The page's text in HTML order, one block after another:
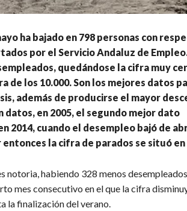
ha bajado en 798 personas con
por el Servicio Andaluz de
quedándose la cifra muy
de los 10.000. Son los mejores datos
además de producirse el mayor
datos, en 2005, el segundo mejor dato
2014, cuando el desempleo bajó de
la cifra de parados se situó en
notoria, habiendo 328 menos
mes consecutivo en el que la cifra
la finalización del verano.